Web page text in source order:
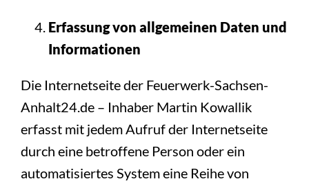
Erfassung von allgemeinen Daten und
Informationen
Die Internetseite der Feuerwerk-Sachsen-
Anhalt24.de – Inhaber Martin Kowallik
erfasst mit jedem Aufruf der Internetseite
durch eine betroffene Person oder ein
automatisiertes System eine Reihe von